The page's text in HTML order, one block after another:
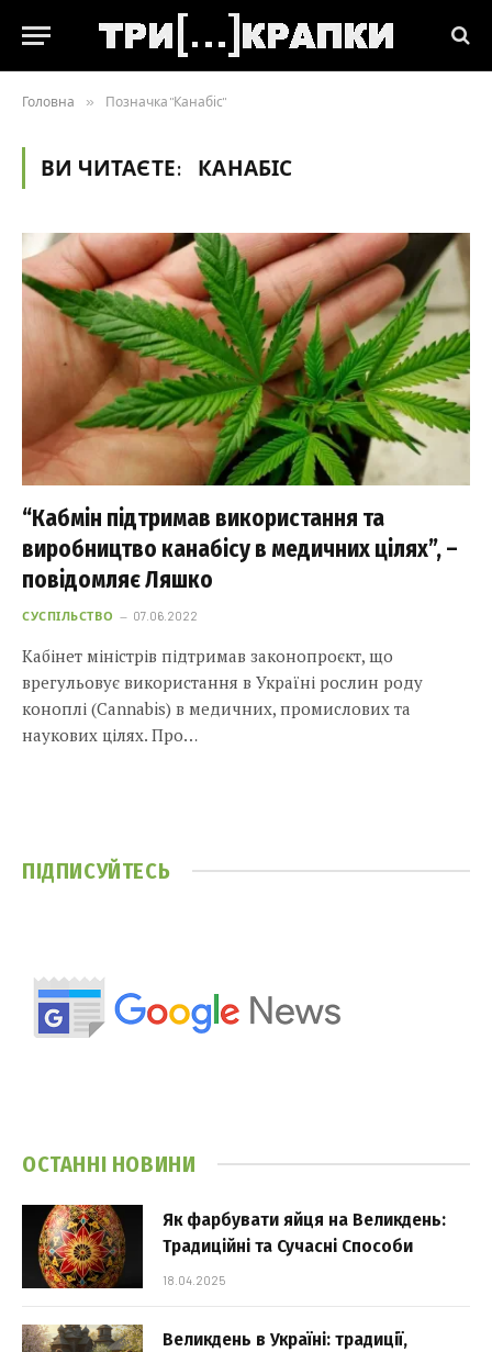
Головна » Позначка "Канабіс"
ВИ ЧИТАЄТЕ: КАНАБІС
“Кабмін підтримав використання та
виробництво канабісу в медичних цілях”, –
повідомляє Ляшко
СУСПІЛЬСТВО 07.06.2022
Кабінет міністрів підтримав законопроєкт, що
врегульовує використання в Україні рослин роду
коноплі (Cannabis) в медичних, промислових та
наукових цілях. Про…
ПІДПИСУЙТЕСЬ
ОСТАННІ НОВИНИ
Як фарбувати яйця на Великдень:
Традиційні та Сучасні Способи
18.04.2025
Великдень в Україні: традиції,